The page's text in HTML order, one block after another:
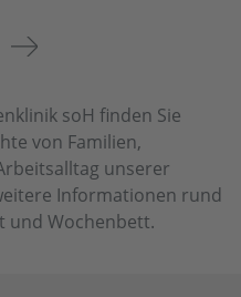
Next
soH finden Sie
von Familien,
unserer
Informationen rund
und Wochenbett.